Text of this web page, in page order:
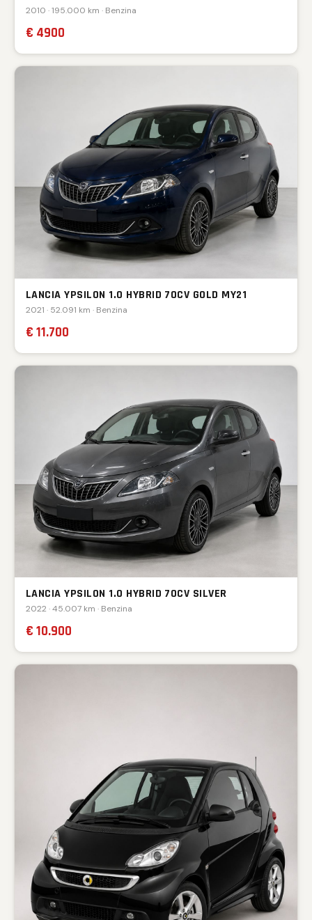
2010 · 195.000 km · Benzina
€ 4900
LANCIA YPSILON 1.0 HYBRID 70CV GOLD MY21
2021 · 52.091 km · Benzina
€ 11.700
LANCIA YPSILON 1.0 HYBRID 70CV SILVER
2022 · 45.007 km · Benzina
€ 10.900